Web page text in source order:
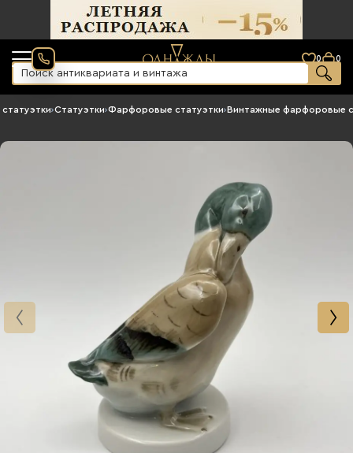
0 0
›Статуэтки›Фарфоровые статуэтки›Винтажные фарфоровые